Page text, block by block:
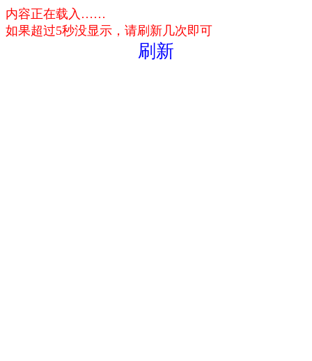
内容正在载入……
如果超过5秒没显示，请刷新几次即可
刷新